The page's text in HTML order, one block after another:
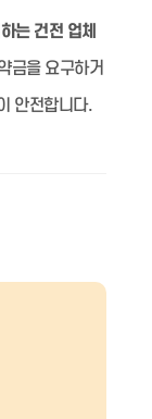
는 건전 업체
금을 요구하거
안전합니다.